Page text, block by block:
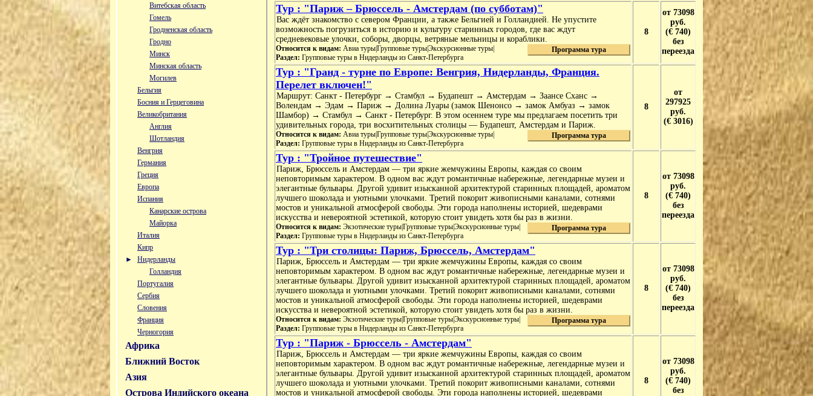
Витебская область
Гомель
Гродненская область
Гродно
Минск
Минская область
Могилев
Бельгия
Босния и Герцеговина
Великобритания
Англия
Шотландия
Венгрия
Германия
Греция
Европа
Испания
Канарские острова
Майорка
Италия
Кипр
►
Нидерланды
Голландия
Португалия
Сербия
Словения
Франция
Черногория
Африка
Ближний Восток
Азия
Острова Индийского океана
Тур : "Париж – Брюссель - Амстердам (по субботам)"
Вас ждёт знакомство с севером Франции, а также Бельгией и Голландией. Не упустите
возможность погрузиться в историю и культуру старинных городов, где вас ждут
средневековые улочки, соборы, дворцы, ветряные мельницы и кораблики.
Программа тура
Относится к видам: Авиа туры|Групповые туры|Экскурсионные туры|
Раздел: Групповые туры в Нидерланды из Санкт-Петербурга
8
от 73098
руб.
(€ 740)
без
переезда
Тур : "Гранд - турне по Европе: Венгрия, Нидерланды, Франция.
Перелет включен!"
Маршрут: Санкт - Петербург → Стамбул → Будапешт → Амстердам → Заансе Сханс →
Волендам → Эдам → Париж → Долина Луары (замок Шенонсо → замок Амбуаз → замок
Шамбор) → Стамбул → Санкт - Петербург. В этом осеннем туре мы предлагаем посетить три
удивительных города, три восхитительных столицы — Будапешт, Амстердам и Париж.
Программа тура
Относится к видам: Авиа туры|Групповые туры|Экскурсионные туры|
Раздел: Групповые туры в Нидерланды из Санкт-Петербурга
8
от
297925
руб.
(€ 3016)
Тур : "Тройное путешествие"
Париж, Брюссель и Амстердам — три яркие жемчужины Европы, каждая со своим
неповторимым характером. В одном вас ждут романтичные набережные, легендарные музеи и
элегантные бульвары. Другой удивит изысканной архитектурой старинных площадей, ароматом
лучшего шоколада и уютными улочками. Третий покорит живописными каналами, сотнями
мостов и уникальной атмосферой свободы. Эти города наполнены историей, шедеврами
искусства и невероятной эстетикой, которую стоит увидеть хотя бы раз в жизни.
Программа тура
Относится к видам: Экзотические туры|Групповые туры|Экскурсионные туры|
Раздел: Групповые туры в Нидерланды из Санкт-Петербурга
8
от 73098
руб.
(€ 740)
без
переезда
Тур : "Три столицы: Париж, Брюссель, Амстердам"
Париж, Брюссель и Амстердам — три яркие жемчужины Европы, каждая со своим
неповторимым характером. В одном вас ждут романтичные набережные, легендарные музеи и
элегантные бульвары. Другой удивит изысканной архитектурой старинных площадей, ароматом
лучшего шоколада и уютными улочками. Третий покорит живописными каналами, сотнями
мостов и уникальной атмосферой свободы. Эти города наполнены историей, шедеврами
искусства и невероятной эстетикой, которую стоит увидеть хотя бы раз в жизни.
Программа тура
Относится к видам: Экзотические туры|Групповые туры|Экскурсионные туры|
Раздел: Групповые туры в Нидерланды из Санкт-Петербурга
8
от 73098
руб.
(€ 740)
без
переезда
Тур : "Париж - Брюссель - Амстердам"
Париж, Брюссель и Амстердам — три яркие жемчужины Европы, каждая со своим
неповторимым характером. В одном вас ждут романтичные набережные, легендарные музеи и
элегантные бульвары. Другой удивит изысканной архитектурой старинных площадей, ароматом
лучшего шоколада и уютными улочками. Третий покорит живописными каналами, сотнями
мостов и уникальной атмосферой свободы. Эти города наполнены историей, шедеврами
8
от 73098
руб.
(€ 740)
без